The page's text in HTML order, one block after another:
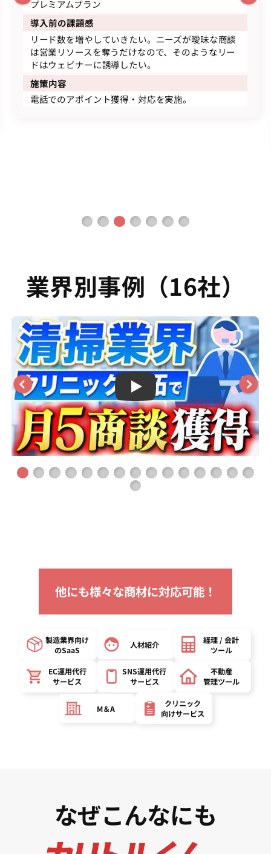
プレミアムプラン
導入前の課題感
リード数を増やしていきたい。ニーズが曖昧な商談
は営業リソースを奪うだけなので、そのようなリー
ドはウェビナーに誘導したい。
施策内容
電話でのアポイント獲得・対応を実施。
業界別事例（16社）
Play
他にも様々な商材に対応可能！
製造業界向け
のSaaS 人材紹介
経理 / 会計
ツール
EC運用代行
サービス
SNS運用代行
サービス
不動産
管理ツール
M＆A
クリニック
向けサービス
なぜこんなにも